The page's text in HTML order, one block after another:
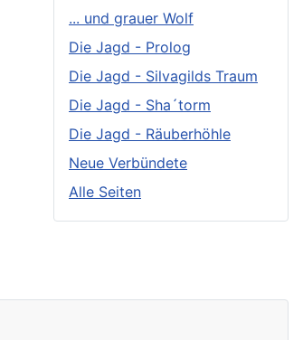
... und grauer Wolf
Die Jagd - Prolog
Die Jagd - Silvagilds Traum
Die Jagd - Sha´torm
Die Jagd - Räuberhöhle
Neue Verbündete
Alle Seiten